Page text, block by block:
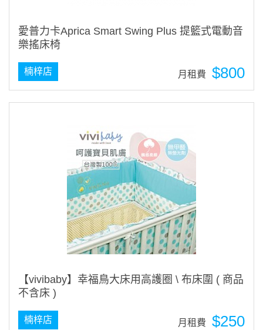
愛普力卡Aprica Smart Swing Plus 提籃式電動音
樂搖床椅
$800
月租費
楠梓店
【vivibaby】幸福鳥大床用高護圈 \ 布床圍 ( 商品
不含床 )
$250
月租費
楠梓店